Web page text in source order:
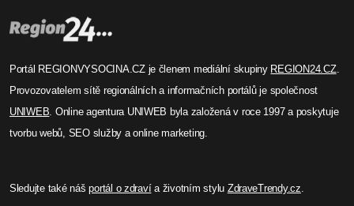
Portál REGIONVYSOCINA.CZ je členem mediální skupiny REGION24.CZ.
Provozovatelem sítě regionálních a informačních portálů je společnost
UNIWEB . Online agentura UNIWEB byla založená v roce 1997 a poskytuje
tvorbu webů, SEO služby a online marketing.
Sledujte také nášportál o zdravía životním stylu ZdraveTrendy.cz